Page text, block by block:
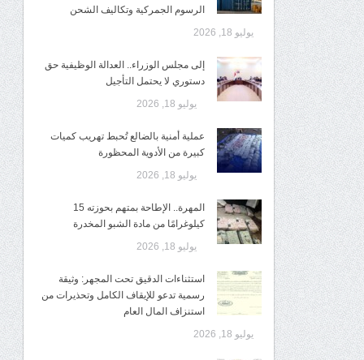
الرسوم الجمركية وتكاليف الشحن
يوليو 18, 2026
إلى مجلس الوزراء.. العدالة الوظيفية حق
دستوري لا يحتمل التأجيل
يوليو 18, 2026
عملية أمنية بالضالع تُحبط تهريب كميات
كبيرة من الأدوية المحظورة
يوليو 18, 2026
المهرة.. الإطاحة بمتهم بحوزته 15
كيلوغرامًا من مادة الشبو المخدرة
يوليو 18, 2026
استثناءات الدقيق تحت المجهر: وثيقة
رسمية تدعو للإيقاف الكامل وتحذيرات من
استنزاف المال العام
يوليو 18, 2026